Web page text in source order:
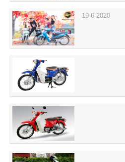
19-6-2020